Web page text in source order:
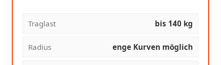
Traglast bis 140 kg
Radius enge Kurven möglich